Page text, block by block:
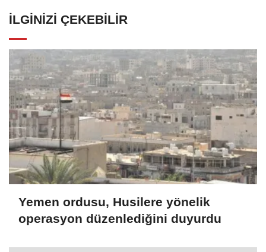
İLGINIZI ÇEKEBILIR
Yemen ordusu, Husilere yönelik
operasyon düzenlediğini duyurdu